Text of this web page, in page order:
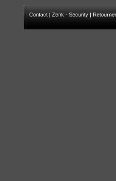
Contact | Zenk - Security |